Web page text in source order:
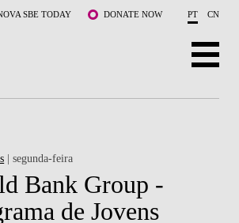
SBE TODAY DONATE NOW PT CN
| segunda-feira
Bank Group -
de Jovens